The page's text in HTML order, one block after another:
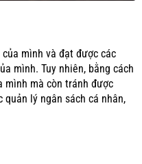
mình và đạt được các
mình. Tuy nhiên, bằng cách
mình mà còn tránh được
lý ngân sách cá nhân,